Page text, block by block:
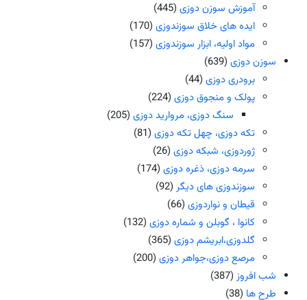
آموزش سوزن دوزی (445)
ایده های خلاق سوزندوزی (170)
مواد اولیه، ابزار سوزندوزی (157)
سوزن دوزی (639)
برودری دوزی (44)
پولک و منجوق دوزی (224)
سنگ دوزی، مروارید دوزی(205)
تکه دوزی، چهل تکه دوزی (81)
ژوردوزی، شبکه دوزی (26)
سرمه دوزی، ذغره دوزی (174)
سوزندوزی های دیگر (92)
قیطان و نواردوزی (66)
کانوا ، گوبلن و شماره دوزی (132)
گلدوزی،ابریشم دوزی (365)
مرصع دوزی،جواهر دوزی (200)
شب افروز (387)
طرح ها (38)